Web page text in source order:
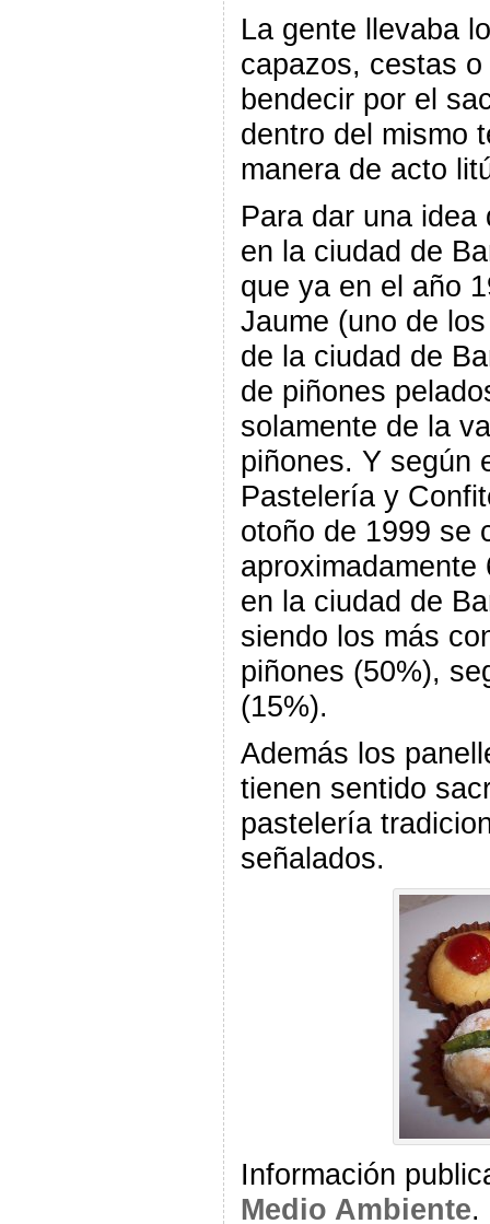
La gente llevaba
capazos, cestas
bendecir por el
dentro del mismo
manera de acto
Para dar una
en la ciudad de
que ya en el año
Jaume (uno de
de la ciudad de
de piñones
solamente de la
piñones. Y según
Pastelería y
otoño de 1999 se
en la ciudad de
siendo los más
piñones (50%),
(15%).
Además los
tienen sentido
pastelería
señalados.
Información
Medio Ambiente.